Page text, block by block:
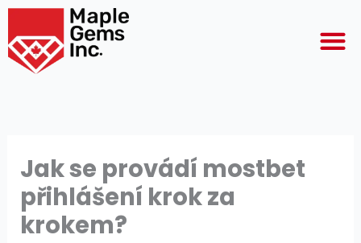
Skip
content
Jak se provádí mostbet
přihlášení krok za
krokem?